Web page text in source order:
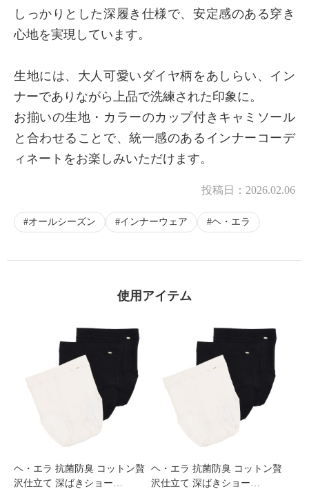
× 商品紹介
しっかりとした深履き仕様で、安定感のある穿き
心地を実現しています。
生地には、大人可愛いダイヤ柄をあしらい、イン
ナーでありながら上品で洗練された印象に。
お揃いの生地・カラーのカップ付きキャミソール
と合わせることで、統一感のあるインナーコーデ
ィネートをお楽しみいただけます。
投稿日： 2026.02.06
オールシーズン インナーウェア ヘ・エラ
使用アイテム
ヘ・エラ 抗菌防臭 コットン贅
沢仕立て 深ばきショー…
ヘ・エラ 抗菌防臭 コットン贅
沢仕立て 深ばきショー…